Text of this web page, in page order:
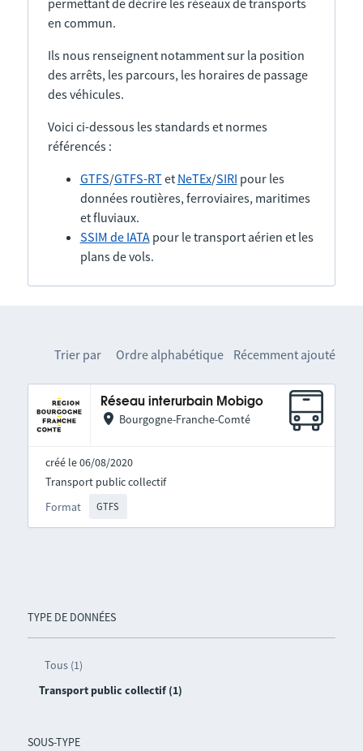
permettant de décrire les réseaux de transports
en commun.
Ils nous renseignent notamment sur la position
des arrêts, les parcours, les horaires de passage
des véhicules.
Voici ci-dessous les standards et normes
référencés :
GTFS/GTFS-RTet NeTEx/SIRI pour les
données routières, ferroviaires, maritimes
et fluviaux.
SSIM de IATApour le transport aérien et les
plans de vols.
TYPE DE DONNÉES
Tous (1)
Transport public collectif (1)
SOUS-TYPE
Trier par Ordre alphabétique Récemment ajouté
Réseau interurbain Mobigo
Bourgogne-Franche-Comté
créé le 06/08/2020
Format GTFS
Transport public collectif